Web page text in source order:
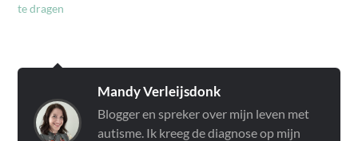
te dragen
Mandy Verleijsdonk
Blogger en spreker over mijn leven met
autisme. Ik kreeg de diagnose op mijn